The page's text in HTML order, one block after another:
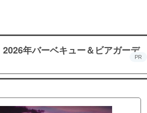
年バーベキュー＆ビアガーデ
PR